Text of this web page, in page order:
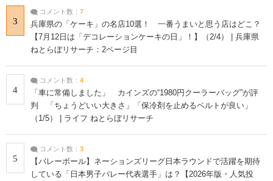
3
コメント数： 7
兵庫県の「ケーキ」の名店10選！ 一番うまいと思う店はどこ？
【7月12日は「デコレーションケーキの日」！】（2/4） | 兵庫県
ねとらぼリサーチ：2ページ目
4
コメント数： 4
「車に常備しました」 カインズの“1980円クーラーバッグ”が評
判 「ちょうどいい大きさ」「保冷剤を止めるベルトが良い」
（1/5） | ライフ ねとらぼリサーチ
5
コメント数： 3
【バレーボール】ネーションズリーグ日本ラウンドで活躍を期待
している「日本男子バレー代表選手」は？【2026年版・人気投